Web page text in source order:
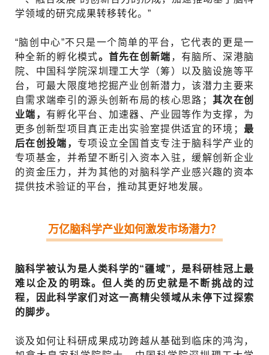
学领域的研究成果转移转化。”
“脑创中心”不只是一个简单的平台，它代表的更是一
种全新的孵化模式。首先在创新端 ，有脑所、深港脑
院、中国科学院深圳理工大学（筹）以及脑设施等平
台，可最大限度地挖掘产业创新潜力，该潜力主要来
自需求端牵引的源头创新布局的核心思路； 其次在创
业端， 有孵化平台、加速器、产业园等作为支撑，为
更多创新型项目真正走出实验室提供适宜的环境； 最
后在创投端， 专项设立全国首支专注于脑科学产业的
专项基金，并希望不断引入资本入驻，缓解创新企业
的资金压力，并为其他的对脑科学产业感兴趣的资本
提供技术验证的平台，推动其更好地发展。
万亿脑科学产业如何激发市场潜力？
脑科学被认为是人类科学的“疆域”，是科研桂冠上最
难以企及的明珠。但人类的历史就是不断挑战的过
程，因此科学家们对这一高精尖领域从未停下过探索
的脚步。
谈及如何让科研成果成功跨越从基础到临床的鸿沟，